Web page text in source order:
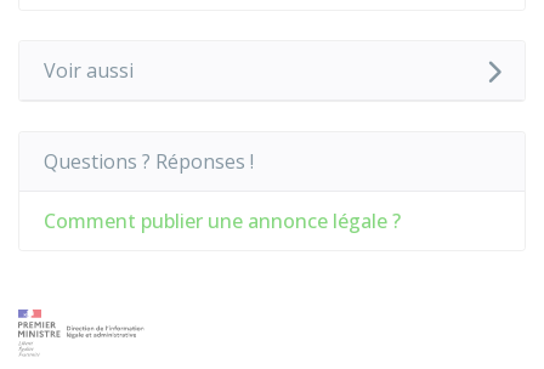
Voir aussi
Questions ? Réponses !
Comment publier une annonce légale ?